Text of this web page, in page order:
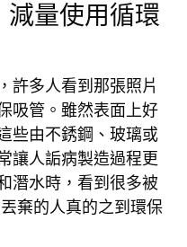
減量使用循環
許多人看到那張照片
吸管。雖然表面上好
些由不銹鋼、玻璃或
讓人詬病製造過程更
潛水時，看到很多被
棄的人真的之到環保